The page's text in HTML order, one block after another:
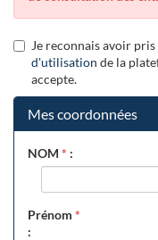
Je reconnais avoir
d'utilisation de la
accepte.
Mes coordonnées
NOM * :
Prénom *
: